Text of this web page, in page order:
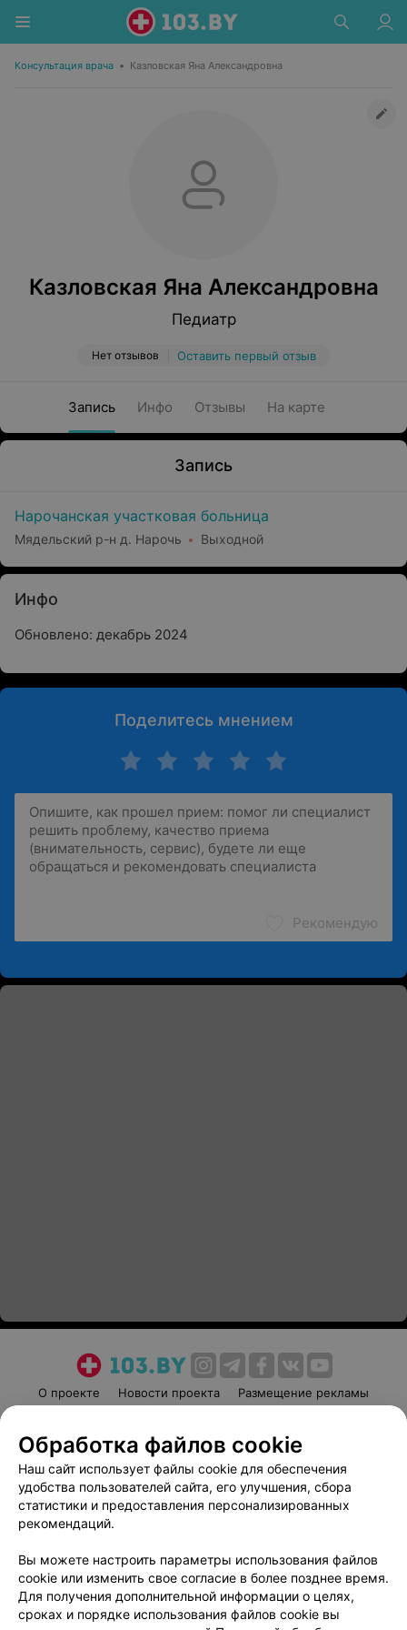
Консультация врача • Казловская Яна Александровна
Казловская Яна Александровна
Педиатр
Нет отзывов Оставить первый отзыв
Запись Инфо Отзывы На карте
Запись
Нарочанская участковая больница
Мядельский р-н д. Нарочь Выходной
Инфо
Обновлено: декабрь 2024
Поделитесь мнением
Рекомендую
О проекте Новости проекта
Размещение рекламы
Пользовательское соглашение
Способы оплаты
Вакансии
Партнеры
Написать руководителю 103.by
Обработка персональных данных
Обработка файлов cookie
Наш сайт использует файлы cookie для обеспечения
удобства пользователей сайта, его улучшения, сбора
статистики и предоставления персонализированных
рекомендаций.
Вы можете настроить параметры использования файлов
cookie или изменить свое согласие в более позднее время.
Для получения дополнительной информации о целях,
сроках и порядке использования файлов cookie вы